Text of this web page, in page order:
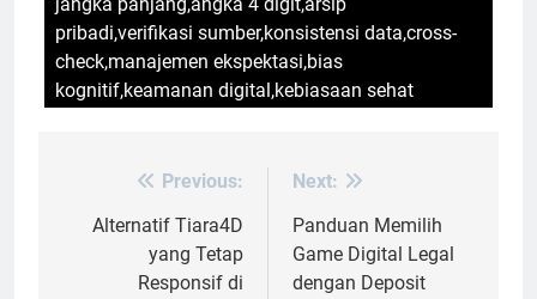
pribadi,verifikasi sumber,konsistensi data,cross-
check,manajemen ekspektasi,bias
kognitif,keamanan digital,kebiasaan sehat
navigation
Previous:
Alternatif Tiara4D
yang Tetap
Responsif di
Next:
Panduan Memilih
Game Digital Legal
dengan Deposit